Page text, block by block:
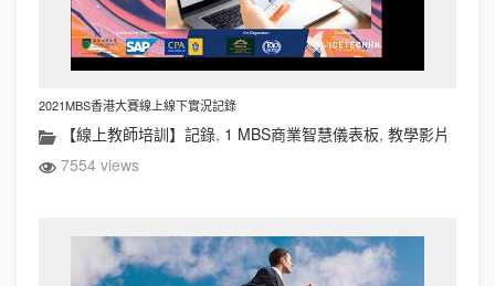
2021MBS香港大賽線上線下實況記錄
【線上教師培訓】記錄, 1 MBS商業智慧儀表板, 教學影片
7554 views